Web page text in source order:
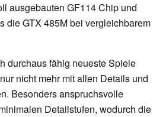
ausgebauten GF114 Chip und
die GTX 485M bei vergleichbarem
durchaus fähig neueste Spiele
nicht mehr mit allen Details und
Besonders anspruchsvolle
Detailstufen, wodurch die